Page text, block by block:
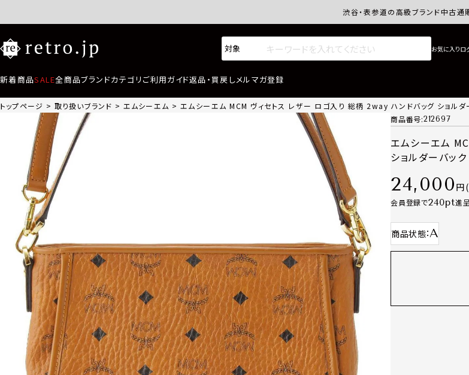
渋谷・表参道の高級ブランド中古通
新着商品SALE全商品ブランドカテゴリ ご利用ガイド返品・買戻しメルマガ登録
トップページ 取り扱いブランド エムシーエム エムシーエム MCM ヴィセトス レザー ロゴ入り 総柄 2way ハンドバッグ ショルダ
商品番号 212697
エムシーエム
ショルダーバッ
24,000
会員登録で240 進呈
商品状態 A